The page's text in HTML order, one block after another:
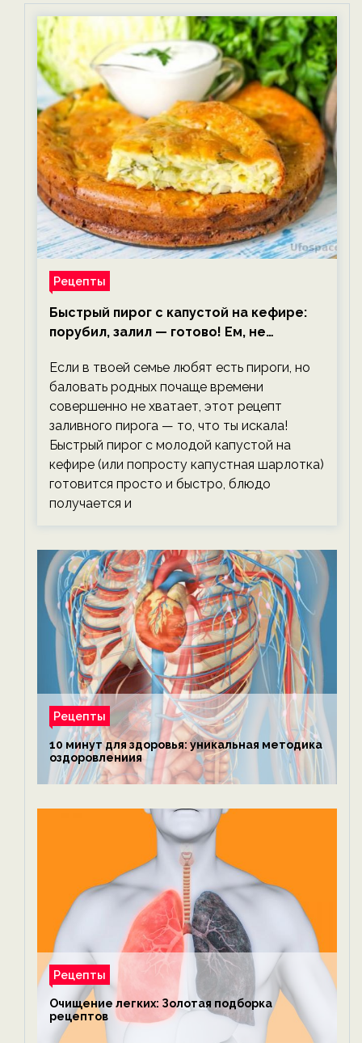
Рецепты
Быстрый пирог с капустой на кефире:
порубил, залил — готово! Ем, не
Если в твоей семье любят есть пироги, но
баловать родных почаще времени
совершенно не хватает, этот рецепт
заливного пирога — то, что ты искала!
Быстрый пирог с молодой капустой на
кефире (или попросту капустная шарлотка)
готовится просто и быстро, блюдо
получается и
Рецепты
10 минут для здоровья: уникальная методика
оздоровлениия
Рецепты
Очищение легких: Золотая подборка
рецептов